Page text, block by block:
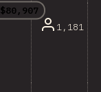
$80,907
1,181